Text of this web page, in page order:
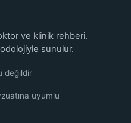
ve klinik rehberi.
sunulur.
değildir
uyumlu